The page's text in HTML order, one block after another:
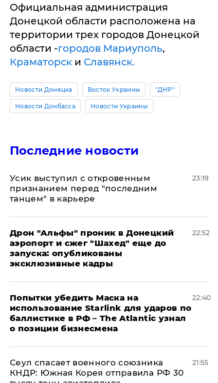
Официальная администрация
Донецкой области расположена на
территории трех городов Донецкой
области -городов Мариуполь,
Краматорск и Славянск.
Новости Донецка Восток Украины "ДНР"
Новости Донбасса Новости Украины
Последние новости
Усик выступил с откровенным
признанием перед "последним
танцем" в карьере
23:19
Дрон "Альфы" проник в Донецкий
аэропорт и сжег "Шахед" еще до
запуска: опубликованы
эксклюзивные кадры
22:52
Попытки убедить Маска на
использование Starlink для ударов по
баллистике в РФ – The Atlantic узнал
о позиции бизнесмена
22:40
​Сеул спасает военного союзника
КНДР: Южная Корея отправила РФ 30
21:55